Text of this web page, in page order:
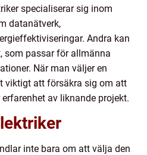
specialiserar sig inom
datanätverk,
Andra kan
som passar för allmänna
När man väljer en
viktigt att försäkra sig om att
av liknande projekt.
inte bara om att välja den